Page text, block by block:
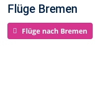
Flüge Bremen
Flüge nach Bremen